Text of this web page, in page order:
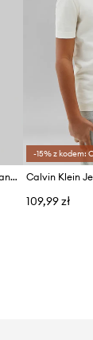
Calvin Klein Jeans t-shirt bawełniany dziecięcy
-15% z kodem:
109,99 zł